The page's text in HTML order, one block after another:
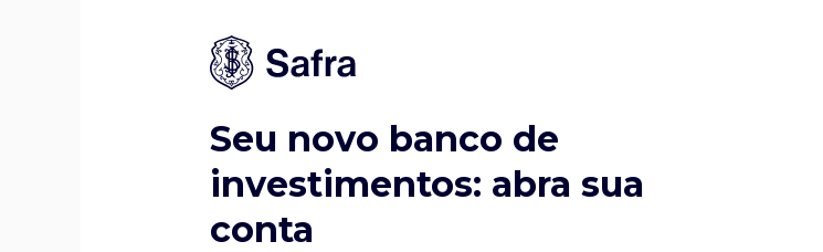
Seu novo banco de
investimentos: abra sua
conta